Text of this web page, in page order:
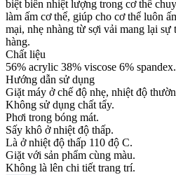
biệt biến nhiệt lượng trong cơ thể
làm ấm cơ thể, giúp cho cơ thể luôn
mại, nhẹ nhàng từ sợi vải mang lại sự
hàng.
Chất liệu
56% acrylic 38% viscose 6% spandex.
Hướng dẫn sử dụng
Giặt máy ở chế độ nhẹ, nhiệt độ
Không sử dụng chất tẩy.
Phơi trong bóng mát.
Sấy khô ở nhiệt độ thấp.
Là ở nhiệt độ thấp 110 độ C.
Giặt với sản phẩm cùng màu.
Không là lên chi tiết trang trí.